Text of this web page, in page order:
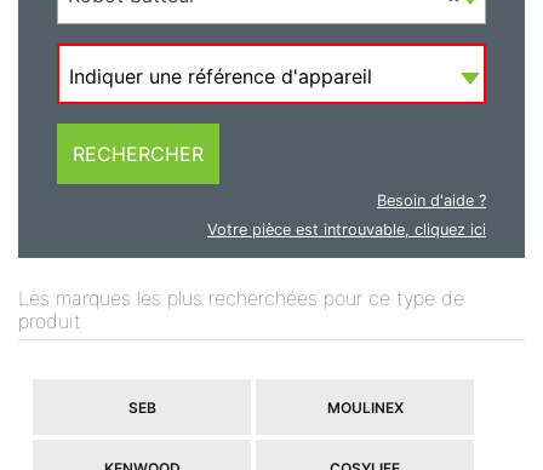
Indiquer une référence d'appareil
RECHERCHER
Besoin d'aide ?
Votre pièce est introuvable, cliquez ici
Les marques les plus recherchées pour ce type de
produit
SEB MOULINEX